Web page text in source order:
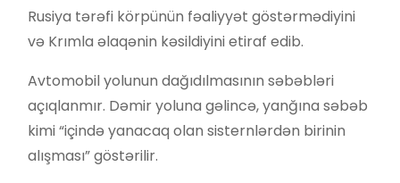
Rusiya tərəfi körpünün fəaliyyət göstərmədiyini
və Krımla əlaqənin kəsildiyini etiraf edib.
Avtomobil yolunun dağıdılmasının səbəbləri
açıqlanmır. Dəmir yoluna gəlincə, yanğına səbəb
kimi “içində yanacaq olan sisternlərdən birinin
alışması” göstərilir.